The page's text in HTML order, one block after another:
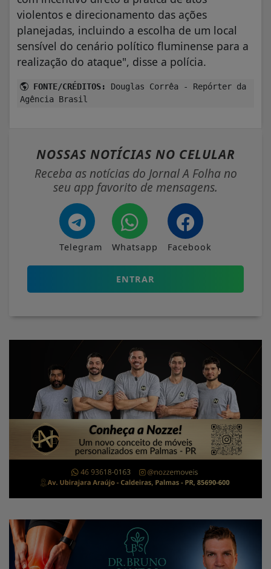
violentos e direcionamento das ações
planejadas, incluindo a escolha de um local
sensível do cenário político fluminense para a
realização do ataque", disse a polícia.
FONTE/CRÉDITOS:
Douglas Corrêa - Repórter da
Agência Brasil
NOSSAS NOTÍCIAS NO CELULAR
Receba as notícias do Jornal A Folha no
seu app favorito de mensagens.
Telegram Whatsapp Facebook
ENTRAR